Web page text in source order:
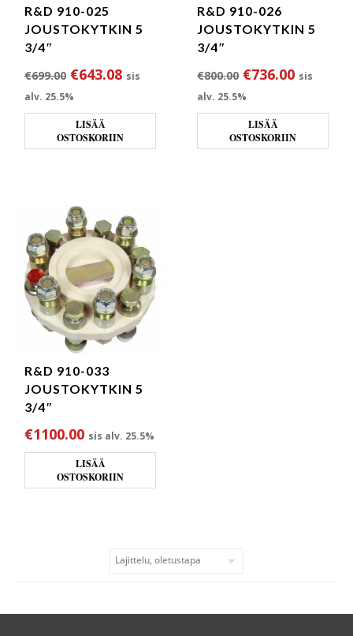
R&D 910-025
JOUSTOKYTKIN 5
3/4″
€699.00 Alkuperäinen hinta oli: €699.00.
€643.08Nykyinen hinta on: €643.08.
sis
alv. 25.5%
LISÄÄ
OSTOSKORIIN
R&D 910-026
JOUSTOKYTKIN 5
3/4″
€800.00 Alkuperäinen
€736.00 sis
alv. 25.5%
LISÄÄ
OSTOSKORIIN
R&D 910-033
JOUSTOKYTKIN 5
3/4″
€1100.00 sis alv. 25.5%
LISÄÄ
OSTOSKORIIN